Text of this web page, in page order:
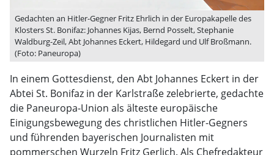
Gedachten an Hitler-Gegner Fritz Ehrlich in der Europakapelle des
Klosters St. Bonifaz: Johannes Kijas, Bernd Posselt, Stephanie
Waldburg-Zeil, Abt Johannes Eckert, Hildegard und Ulf Broßmann.
(Foto: Paneuropa)
In einem Gottesdienst, den Abt Johannes Eckert in der
Abtei St. Bonifaz in der Karlstraße zelebrierte, gedachte
die Paneuropa-Union als älteste europäische
Einigungsbewegung des christlichen Hitler-Gegners
und führenden bayerischen Journalisten mit
pommerschen Wurzeln Fritz Gerlich. Als Chefredakteur